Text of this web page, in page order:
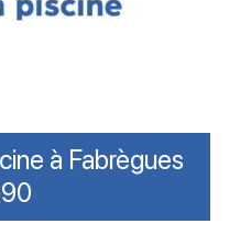
à Fabrègues